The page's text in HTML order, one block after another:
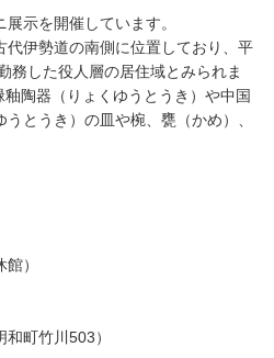
示を開催しています。
伊勢道の南側に位置しており、平
務した役人層の居住域とみられま
陶器（りょくゆうとうき）や中国
とうき）の皿や椀、甕（かめ）、
）
町竹川503）